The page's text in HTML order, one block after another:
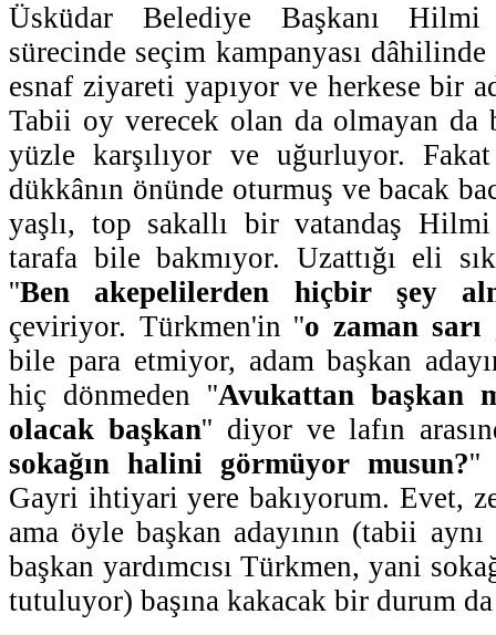
Üsküdar Belediye Başkanı Hilmi
sürecinde seçim kampanyası
esnaf ziyareti yapıyor ve herkese bir
Tabii oy verecek olan da olmayan da
yüzle karşılıyor ve uğurluyor.
dükkânın önünde oturmuş ve bacak
yaşlı, top sakallı bir vatandaş
tarafa bile bakmıyor. Uzattığı eli
''Ben akepelilerden hiçbir şey
çeviriyor. Türkmen'in ''o zaman
bile para etmiyor, adam başkan
hiç dönmeden ''Avukattan başkan
olacak başkan'' diyor ve lafın
sokağın halini görmüyor musun?''
Gayri ihtiyari yere bakıyorum. Evet,
ama öyle başkan adayının (tabii
başkan yardımcısı Türkmen, yani
tutuluyor) başına kakacak bir durum